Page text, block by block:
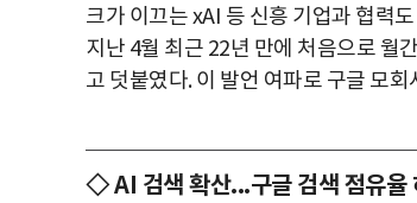
크가 이끄는 xAI 등 신흥 기업과 협력
지난 4월 최근 22년 만에 처음으로 월
고 덧붙였다. 이 발언 여파로 구글 모
◇ AI 검색 확산...구글 검색 점유율